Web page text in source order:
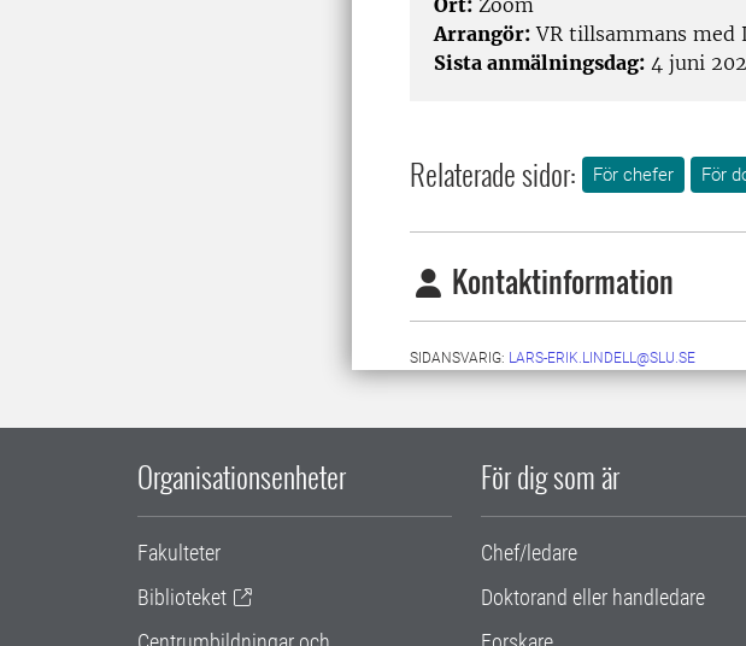
Ort: Zoom
Arrangör: VR tillsammans med
Sista anmälningsdag: 4 juni
Relaterade sidor: För chefer För
Kontaktinformation
SIDANSVARIG: LARS-ERIK.LINDELL@SLU.SE
Organisationsenheter
Fakulteter
Biblioteket
För dig som är
Chef/ledare
Doktorand eller handledare